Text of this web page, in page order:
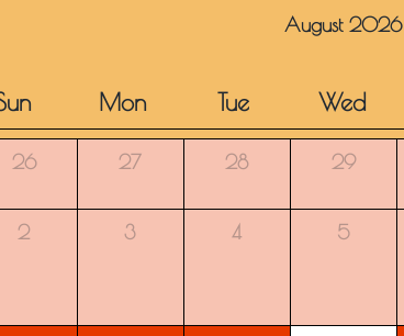
August 2026
Mon Tue Wed
26 27 28 29
2 3 4 5